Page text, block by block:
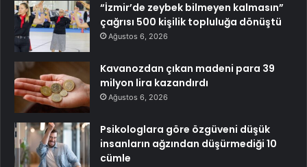
“İzmir’de zeybek bilmeyen kalmasın”
çağrısı 500 kişilik topluluğa dönüştü
Ağustos 6, 2026
Kavanozdan çıkan madeni para 39
milyon lira kazandırdı
Ağustos 6, 2026
Psikologlara göre özgüveni düşük
insanların ağzından düşürmediği 10
cümle